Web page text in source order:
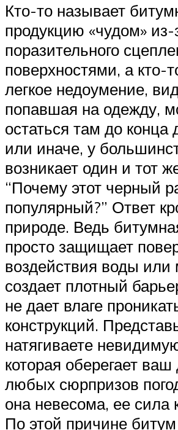
Кто-то называет
продукцию «чудом» из-
поразительного
поверхностями, а кто-
легкое недоумение,
попавшая на одежду,
остаться там до конца
или иначе, у
возникает один и тот
“Почему этот черный
популярный?” Ответ
природе. Ведь
просто защищает
воздействия воды или
создает плотный
не дает влаге
конструкций.
натягиваете
которая оберегает
любых сюрпризов
она невесома, ее сила
По этой причине битум